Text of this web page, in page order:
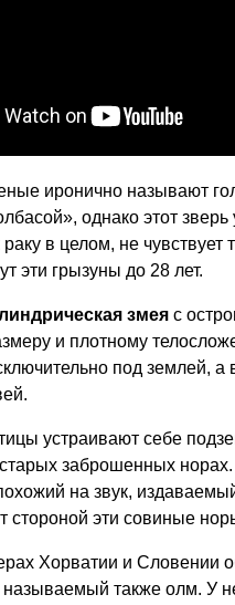
иронично называют
однако этот
в целом, не чувствует
эти грызуны до 28 лет.
змея с
и плотному
под землей,
устраивают себе
заброшенных
на звук,
стороной эти совиные
Хорватии и Словении
называемый также олм. У